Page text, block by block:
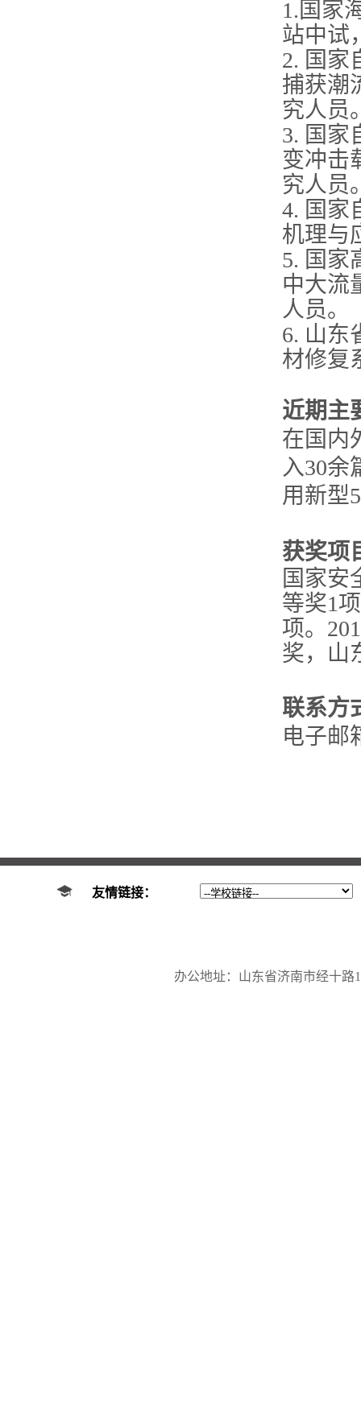
1.国家
站中试
2. 国家
捕获潮
究人员
3. 国家
变冲击
究人员
4. 国家
机理与
5. 国家
中大流
人员。
6. 山东
材修复
近期主
在国内
入30余
用新型
获奖项
国家安
等奖1
项。
奖，山
联系方
电子邮
友情链接：
办公地址：山东省济南市经十路